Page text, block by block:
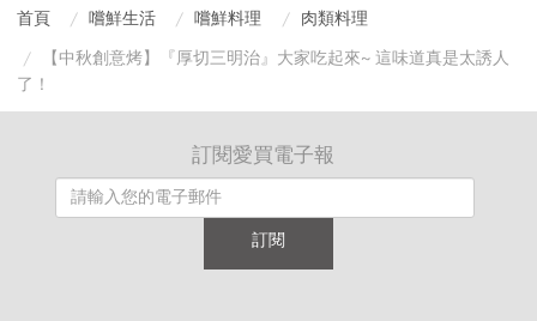
首頁 嚐鮮生活 嚐鮮料理
肉類料理
【中秋創意烤】『厚切三明治』大家吃起來~ 這味道真是太誘人
了！
訂閱愛買電子報
訂閱